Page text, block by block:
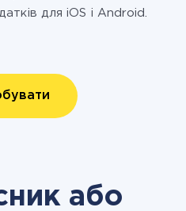
для iOS і Android.
або